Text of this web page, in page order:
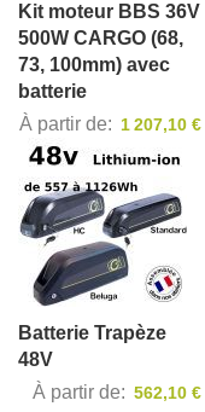
Kit moteur BBS 36V
500W CARGO (68,
73, 100mm) avec
batterie
À partir de
1 207,10 €
Batterie Trapèze
48V
À partir de
562,10 €